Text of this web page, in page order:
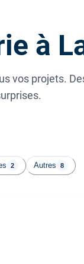
à
vos projets.
2 Autres 8